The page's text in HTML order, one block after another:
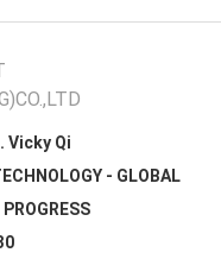
Vicky Qi
- GLOBAL